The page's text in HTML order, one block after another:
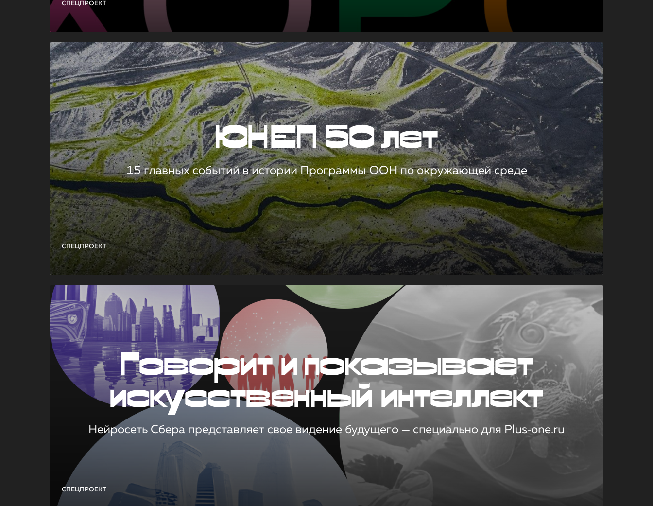
СПЕЦПРОЕКТ
СПЕЦПРОЕКТ
ЮНЕП 50 лет
15 главных событий в истории Программы ООН по окружающей среде
СПЕЦПРОЕКТ
Говорит и показывает
искусственный интеллект
Нейросеть Сбера представляет свое видение будущего — специально для Plus‑one.ru